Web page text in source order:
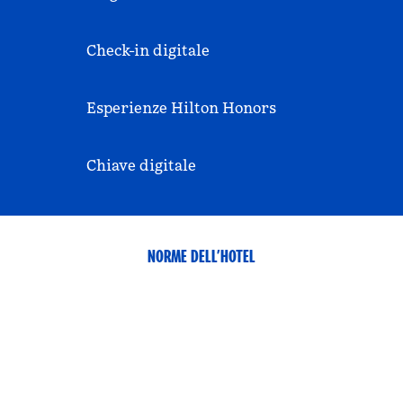
Check-in digitale
Esperienze Hilton Honors
Chiave digitale
NORME DELL’HOTEL